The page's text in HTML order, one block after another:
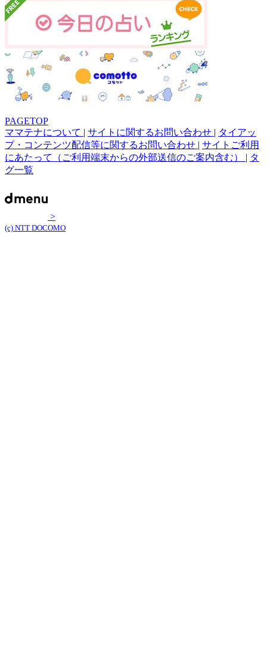
PAGETOP
ママテナについて | サイトに関するお問い合わせ | タイアッ
プ・コンテンツ配信等に関するお問い合わせ | サイトご利用
にあたって（ご利用端末からの外部送信のご案内含む） | タ
グ一覧
>
(c) NTT DOCOMO